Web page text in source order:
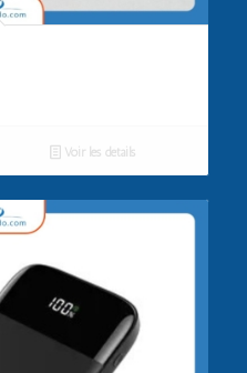
Voir les détails